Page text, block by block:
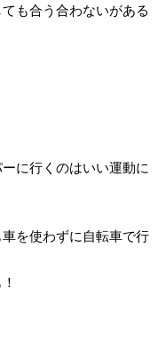
も合う合わないがある
に行くのはいい運動に
を使わずに自転車で行